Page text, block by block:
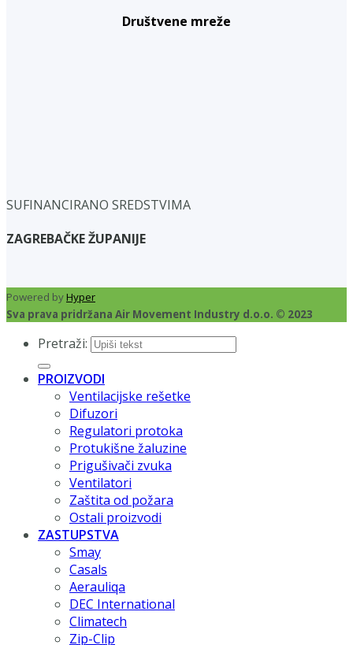
Društvene mreže
SUFINANCIRANO SREDSTVIMA
ZAGREBAČKE ŽUPANIJE
Powered byHyper
Sva prava pridržana Air Movement Industry d.o.o. © 2023
Pretraži:
PROIZVODI
Ventilacijske rešetke
Difuzori
Regulatori protoka
Protukišne žaluzine
Prigušivači zvuka
Ventilatori
Zaštita od požara
Ostali proizvodi
ZASTUPSTVA
Smay
Casals
Aerauliqa
DEC International
Climatech
Zip-Clip